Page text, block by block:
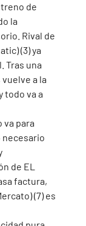
de
la
Rival de
(3) ya
Tras una
a la
todo va a
va para
necesario
de EL
factura,
(7) es